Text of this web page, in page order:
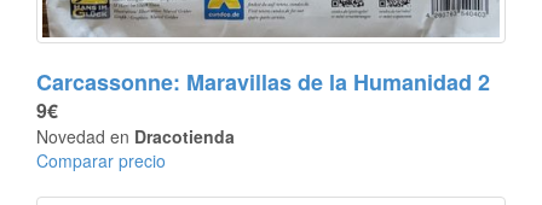
Carcassonne: Maravillas de la Humanidad 2
9€
Novedad en Dracotienda
Comparar precio